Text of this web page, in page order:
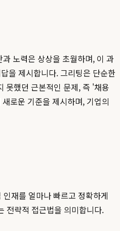
노력은 상상을 초월하며, 이 과
을 제시합니다. 그리팅은 단순한
못했던 근본적인 문제, 즉 '채용
새로운 기준을 제시하며, 기업의
재를 얼마나 빠르고 정확하게
전략적 접근법을 의미합니다.